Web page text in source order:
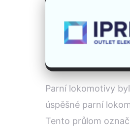
Parní lokomotivy
úspěšné parní
Tento průlom